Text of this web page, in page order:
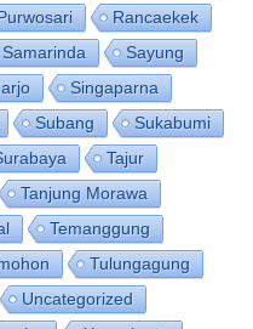
Rancaekek
Samarinda
Sayung
Singaparna
Subang
Sukabumi
Tajur
Tanjung Morawa
Temanggung
Tulungagung
Uncategorized